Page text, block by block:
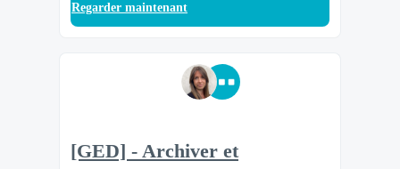
Regarder maintenant
[GED] - Archiver et